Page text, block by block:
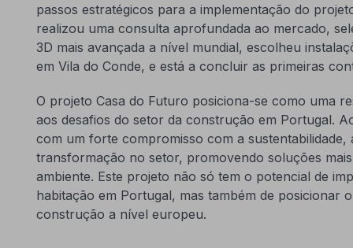
passos estratégicos para a implementação do
realizou uma consulta aprofundada ao mercado,
3D mais avançada a nível mundial, escolheu
em Vila do Conde, e está a concluir as primeiras
O projeto Casa do Futuro posiciona-se como uma
aos desafios do setor da construção em Portugal.
com um forte compromisso com a sustentabilidade,
transformação no setor, promovendo soluções
ambiente. Este projeto não só tem o potencial de
habitação em Portugal, mas também de posicionar
construção a nível europeu.